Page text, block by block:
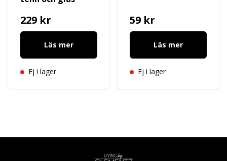
229 kr
Läs mer
Ej i lager
59 kr
Läs mer
Ej i lager